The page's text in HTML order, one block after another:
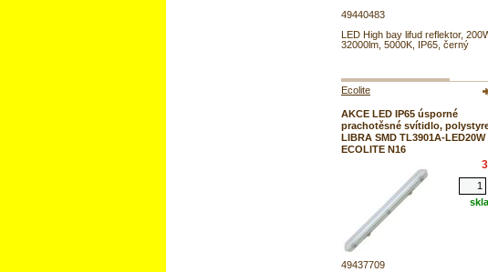
49440483
LED High bay lifud reflektor,
32000lm, 5000K, IP65, černý
Ecolite
AKCE LED IP65 úsporné
prachotěsné svítidlo,
LIBRA SMD TL3901A-LED20W
ECOLITE N16
49437709